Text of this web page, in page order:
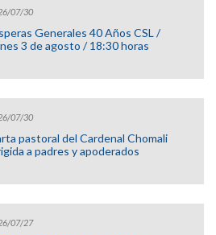
07/30
Generales 40 Años CSL /
3 de agosto / 18:30 horas
07/30
pastoral del Cardenal Chomali
a padres y apoderados
07/27